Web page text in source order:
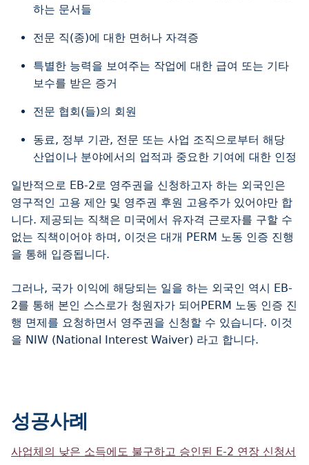
하는 문서들
전문 직(종)에 대한 면허나 자격증
특별한 능력을 보여주는 작업에 대한 급여 또는 기타
보수를 받은 증거
전문 협회(들)의 회원
동료, 정부 기관, 전문 또는 사업 조직으로부터 해당
산업이나 분야에서의 업적과 중요한 기여에 대한 인정
일반적으로 EB-2로 영주권을 신청하고자 하는 외국인은
영구적인 고용 제안 및 영주권 후원 고용주가 있어야만 합
니다. 제공되는 직책은 미국에서 유자격 근로자를 구할 수
없는 직책이어야 하며, 이것은 대개 PERM 노동 인증 진행
을 통해 입증됩니다.
그러나, 국가 이익에 해당되는 일을 하는 외국인 역시 EB-
2를 통해 본인 스스로가 청원자가 되어PERM 노동 인증 진
행 면제를 요청하면서 영주권을 신청할 수 있습니다. 이것
을 NIW (National Interest Waiver) 라고 합니다.
성공사례
사업체의 낮은 소득에도 불구하고 승인된 E-2 연장 신청서